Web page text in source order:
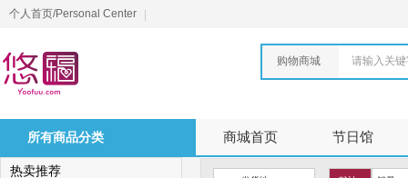
个人首页/Personal Center
购物商城 请输入关
所有商品分类 商城首页 节日馆
热卖推荐